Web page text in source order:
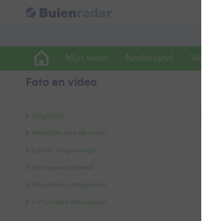
Mijn weer Nederland
Foto en video
Alle
Uitgelicht
Weerfoto van de week
Laatst toegevoegd
Best gewaardeerd
Populaire categorieën
Foto/video toevoegen